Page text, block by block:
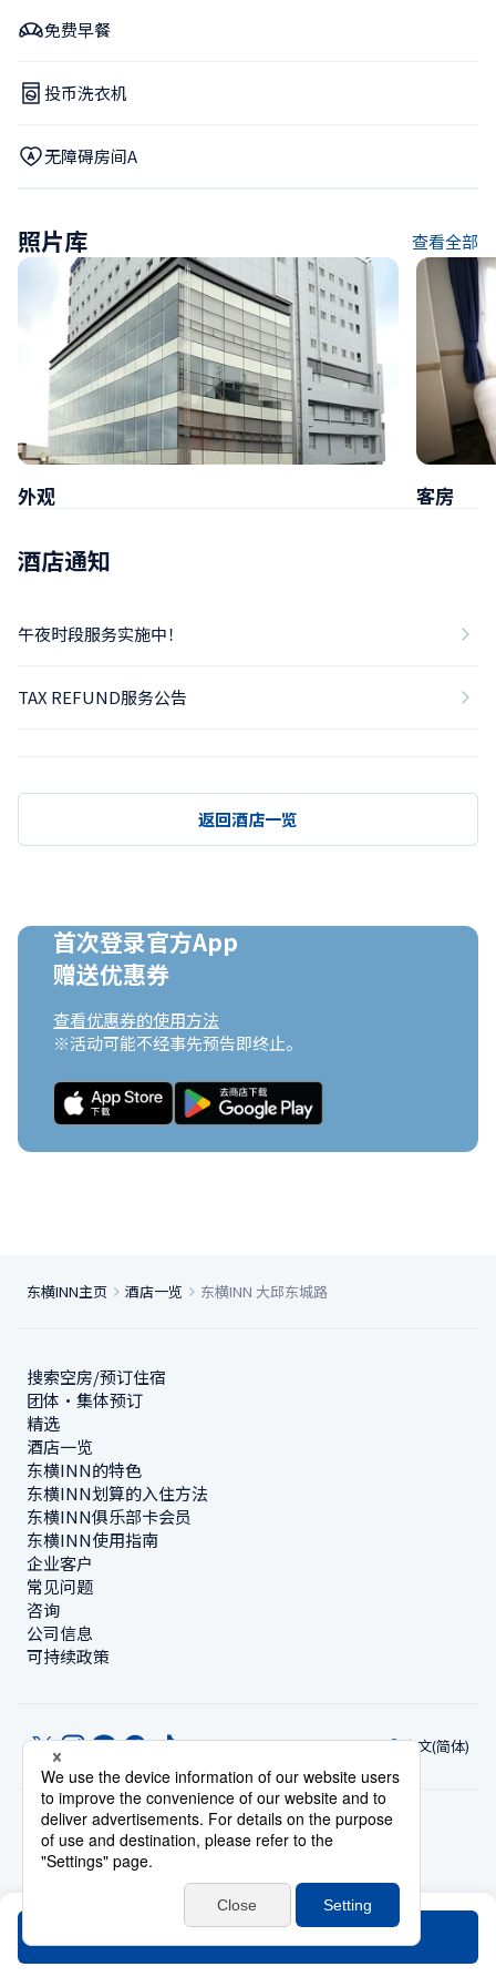
免费早餐
投币洗衣机
无障碍房间A
照片库 查看全部
外观 客房
酒店通知
午夜时段服务实施中！
TAX REFUND服务公告
返回酒店一览
首次登录官方App
赠送优惠券
查看优惠券的使用方法
※活动可能不经事先预告即终止。
东横INN主页 酒店一览 东横INN 大邱东城路
搜索空房/预订住宿
团体・集体预订
精选
酒店一览
东横INN的特色
东横INN划算的入住方法
东横INN俱乐部卡会员
东横INN使用指南
企业客户
常见问题
咨询
公司信息
可持续政策
中文(简体)
© Toyoko Inn Co., Ltd.
隐私设置隐私保护政策根据特定商业交易法的标示网站政策
账号使用条款持卡会员条款